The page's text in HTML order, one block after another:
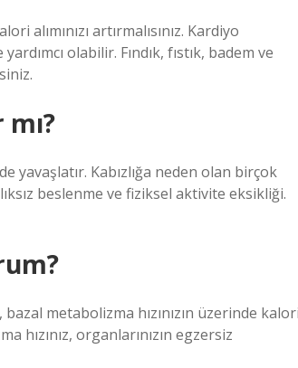
alımınızı artırmalısınız. Kardiyo
olabilir. Fındık, fıstık, badem ve
yavaşlatır. Kabızlığa neden olan birçok
beslenme ve fiziksel aktivite eksikliği.
metabolizma hızınızın üzerinde
hızınız, organlarınızın egzersiz